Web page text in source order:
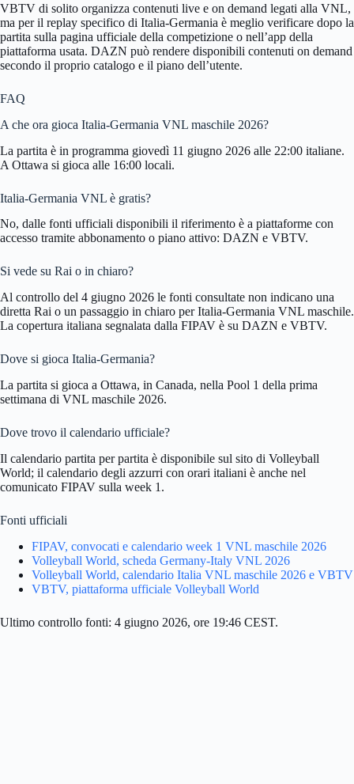
VBTV di solito organizza contenuti live e on demand legati alla VNL,
ma per il replay specifico di Italia-Germania è meglio verificare dopo la
partita sulla pagina ufficiale della competizione o nell’app della
piattaforma usata. DAZN può rendere disponibili contenuti on demand
secondo il proprio catalogo e il piano dell’utente.
FAQ
A che ora gioca Italia-Germania VNL maschile 2026?
La partita è in programma giovedì 11 giugno 2026 alle 22:00 italiane.
A Ottawa si gioca alle 16:00 locali.
Italia-Germania VNL è gratis?
No, dalle fonti ufficiali disponibili il riferimento è a piattaforme con
accesso tramite abbonamento o piano attivo: DAZN e VBTV.
Si vede su Rai o in chiaro?
Al controllo del 4 giugno 2026 le fonti consultate non indicano una
diretta Rai o un passaggio in chiaro per Italia-Germania VNL maschile.
La copertura italiana segnalata dalla FIPAV è su DAZN e VBTV.
Dove si gioca Italia-Germania?
La partita si gioca a Ottawa, in Canada, nella Pool 1 della prima
settimana di VNL maschile 2026.
Dove trovo il calendario ufficiale?
Il calendario partita per partita è disponibile sul sito di Volleyball
World; il calendario degli azzurri con orari italiani è anche nel
comunicato FIPAV sulla week 1.
Fonti ufficiali
FIPAV, convocati e calendario week 1 VNL maschile 2026
Volleyball World, scheda Germany-Italy VNL 2026
Volleyball World, calendario Italia VNL maschile 2026 e VBTV
VBTV, piattaforma ufficiale Volleyball World
Ultimo controllo fonti: 4 giugno 2026, ore 19:46 CEST.